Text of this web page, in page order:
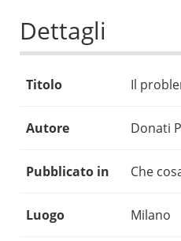
Dettagli
Titolo Il
Autore Donati
Pubblicato in Che
Luogo Milano